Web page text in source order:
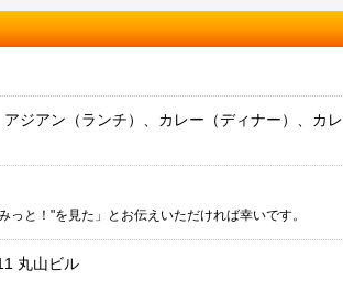
ジアン（ランチ）、カレー（ディナー）、カレ
と！"を見た」とお伝えいただければ幸いです。
丸山ビル